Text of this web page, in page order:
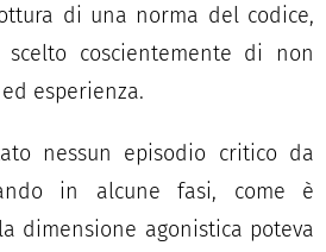
di una norma del codice,
coscientemente di non
esperienza.
nessun episodio critico da
in alcune fasi, come è
dimensione agonistica poteva